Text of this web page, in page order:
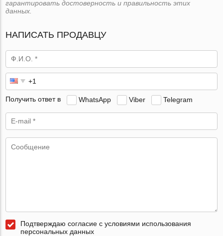
гарантировать достоверность и правильность этих
данных.
НАПИСАТЬ ПРОДАВЦУ
Получить ответ в WhatsApp Viber Telegram
Подтверждаю согласие с условиями использования
персональных данных